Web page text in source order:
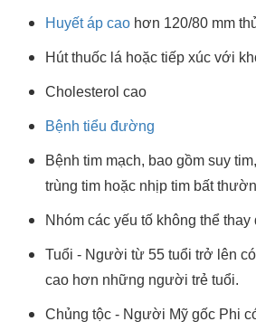
Huyết áp cao hơn 120/80 mm
Hút thuốc lá hoặc tiếp xúc với
Cholesterol cao
Bệnh tiểu đường
Bệnh tim mạch, bao gồm suy
trùng tim hoặc nhịp tim bất
Nhóm các yếu tố không thể thay
Tuổi - Người từ 55 tuổi trở lên
cao hơn những người trẻ tuổi.
Chủng tộc - Người Mỹ gốc Phi